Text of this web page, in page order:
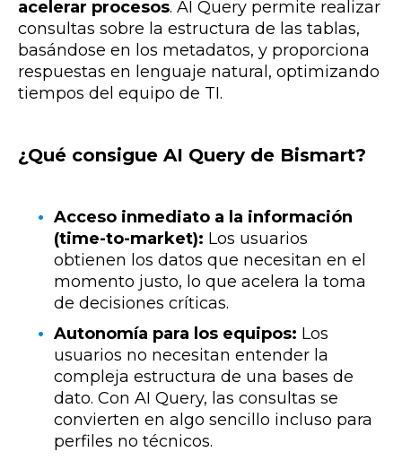
acelerar procesos. AI Query permite realizar
consultas sobre la estructura de las tablas,
basándose en los metadatos, y proporciona
respuestas en lenguaje natural, optimizando
tiempos del equipo de TI.
¿Qué consigue AI Query de Bismart?
Acceso inmediato a la información
(time-to-market): Los usuarios
obtienen los datos que necesitan en el
momento justo, lo que acelera la toma
de decisiones críticas.
Autonomía para los equipos: Los
usuarios no necesitan entender la
compleja estructura de una bases de
dato. Con AI Query, las consultas se
convierten en algo sencillo incluso para
perfiles no técnicos.